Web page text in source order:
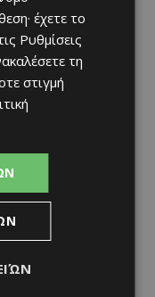
του
έχετε το
Ρυθμίσεις
τη
στιγμή